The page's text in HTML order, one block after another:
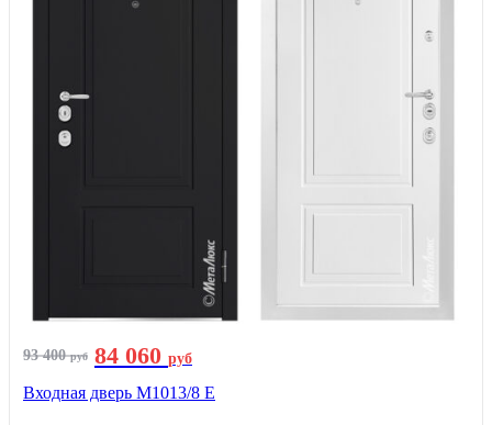
93 400руб 84 060 руб
Входная дверь М1013/8 E